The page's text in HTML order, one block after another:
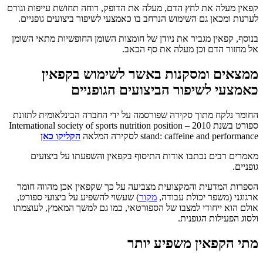
קפאין מעלה את לחץ הדם, מעלה את הדופק, דוחה תחושת עייפות וגורם
לערנות ומכאן גם השימוש הנרחב בו כאמצעי לשיפור ביצועים גופניים.
בנוסף, קפאין מגביר את ניודן של חומצות השומן החופשיות מתאי השומן
אל מחזור הדם וכן מעלה את סף הכאב.
ממצאים ומסקנות באשר לשימוש בקפאין
כאמצעי לשיפור הביצועים הגופניים
החומר נלקח מתוך סקירה שפורסמה על ידי החברה הבינלאומית לתזונת
ספורט בשנת 2010 – International society of sports nutrition position
stand: caffeine and performance לסקירה המלאה
הקליקו כאן
מאמרים רבים נכתבו אודות התיסוף בקפאין והשפעתו על ביצועים
גופניים.
הספרות המדעית והמקצועית מצביעה על כך שקפאין אכן מהווה חומר
ארגוגני (משפר יכולת עבודה, מקור) שעשוי להשפיע על ביצועי ספורט,
אולם הוא ייחודי למצבו של הספורטאי, כמו גם למשך המאמץ, לעוצמתו
ולסוג הפעילות הגופנית.
מתי הקפאין משפיע יותר